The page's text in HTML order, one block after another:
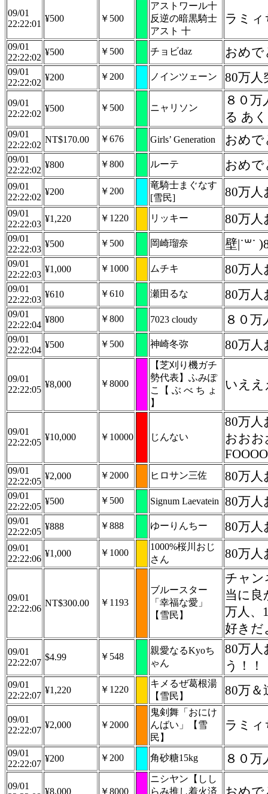
09/01
22:22:01
¥500 ￥500
アストワール十
反逆の暗黒騎士
アスト 十
ラミィ
09/01
22:22:02
¥500 ￥500 チョビdaz おめで
09/01
22:22:02
¥200 ￥200 ノインツェーン 80万
09/01
22:22:02
¥500 ￥500 ニャリソン
８０
る あ
09/01
22:22:02
NT$170.00 ￥676 Girls’ Generation おめで
09/01
22:22:02
¥800 ￥800 ルーテ おめで
09/01
22:22:02
¥200 ￥200
竜騎士まぐなす
[雪民]
80万
09/01
22:22:03
¥1,220 ￥1220 リッキー 80万人
09/01
22:22:03
¥500 ￥500 岡崎瑠奈 壁
09/01
22:22:03
¥1,000 ￥1000 ムチキ 80万
09/01
22:22:03
¥610 ￥610 瀬田るな 80万人
09/01
22:22:04
¥800 ￥800 7023 cloudy ８０
09/01
22:22:04
¥500 ￥500 神崎冬弥 80万
09/01
22:22:05
¥8,000 ￥8000
【芝刈り機ガチ
勢代表】ふみぽ
こ【 ぶ べ ち ょ
】
いええ
09/01
22:22:05
¥10,000 ￥10000 じんない
80万
おお
09/01
22:22:05
¥2,000 ￥2000 ヒロサン三佐 80万人
09/01
22:22:05
¥500 ￥500 Signum Laevatein 80万人
09/01
22:22:05
¥888 ￥888 ゆーりんちー 80万人
09/01
22:22:06
¥1,000 ￥1000
1000%桜川おじ
さん
80万人
09/01
22:22:06
NT$300.00 ￥1193
ブルースター
「幸福な愛」
【雪民】
チャン
当に
万人、
好きだ
09/01
22:22:07
$4.99 ￥548
親愛なるKyoち
ゃん
80万人
う！
09/01
22:22:07
¥1,220 ￥1220
キメるぜ葛根湯
【雪民】
80万
09/01
22:22:07
¥2,000 ￥2000
鬼剣舞「おにけ
んばい」【雪
民】
ラミィ
09/01
22:22:07
¥200 ￥200 角砂糖15kg ８０
09/01
¥8,000 ￥8000
ニシヤン【しし
らみ推し着火済